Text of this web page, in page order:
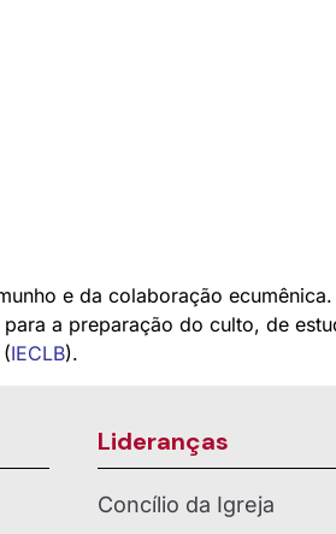
e da colaboração
a preparação do culto, de
IECLB).
Lideranças
Concílio da Igreja